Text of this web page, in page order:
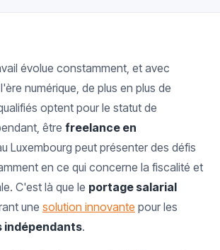
évolue constamment, et avec
numérique, de plus en plus de
optent pour le statut de
être freelance en
Luxembourg peut présenter des défis
en ce qui concerne la fiscalité et
C'est là que le portage salarial
une solution innovante pour les
indépendants.